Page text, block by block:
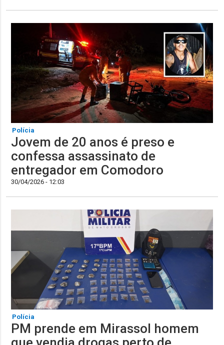
Polícia
Jovem de 20 anos é preso e
confessa assassinato de
entregador em Comodoro
30/04/2026 - 12:03
Polícia
PM prende em Mirassol homem